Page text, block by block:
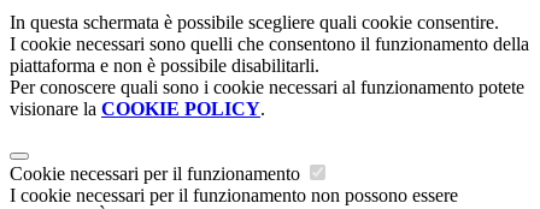
In questa schermata è possibile scegliere quali cookie consentire.
I cookie necessari sono quelli che consentono il funzionamento della
piattaforma e non è possibile disabilitarli.
Per conoscere quali sono i cookie necessari al funzionamento potete
visionare la COOKIE POLICY.
Cookie necessari per il funzionamento
I cookie necessari per il funzionamento non possono essere